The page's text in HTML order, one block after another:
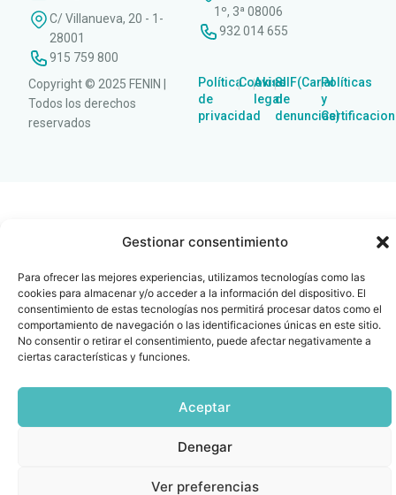
Gestionar consentimiento
Para ofrecer las mejores experiencias, utilizamos tecnologías como las
cookies para almacenar y/o acceder a la información del dispositivo. El
consentimiento de estas tecnologías nos permitirá procesar datos como el
comportamiento de navegación o las identificaciones únicas en este sitio.
No consentir o retirar el consentimiento, puede afectar negativamente a
ciertas características y funciones.
Aceptar
Denegar
Ver preferencias
C/ Villanueva, 20 - 1-
28001
915 759 800
1º, 3ª 08006
932 014 655
Copyright © 2025 FENIN |
Todos los derechos
reservados
Política
de
privacidad
|Cookies
|Aviso
legal
|SIIF(Canal
de
denuncias)
|Políticas
y